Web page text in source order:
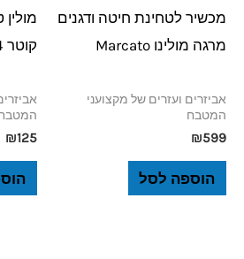
מכשיר לטחינת חיטה ודגנים
מרגה מולינו Marcato
אביזרים ועזרים של מקצועני
המטבח
₪599
הוספה לסל
קוטר 24 ס"מ O.M.A.C
₪125